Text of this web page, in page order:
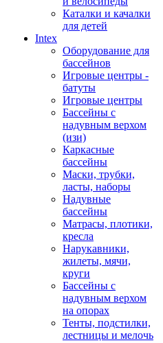
Каталки и качалки
для детей
Intex
Оборудование для
бассейнов
Игровые центры -
батуты
Игровые центры
Бассейны с
надувным верхом
(изи)
Каркасные
бассейны
Маски, трубки,
ласты, наборы
Надувные
бассейны
Матрасы, плотики,
кресла
Нарукавники,
жилеты, мячи,
круги
Бассейны с
надувным верхом
на опорах
Тенты, подстилки,
лестницы и мелочь